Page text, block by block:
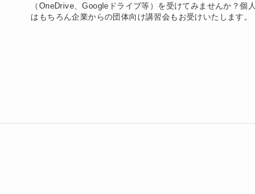
（OneDrive、Googleドライブ等）を受けてみませんか？個人
はもちろん企業からの団体向け講習会もお受けいたします。